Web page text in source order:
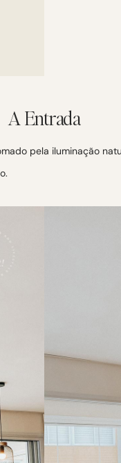
A Entrada
pela iluminação